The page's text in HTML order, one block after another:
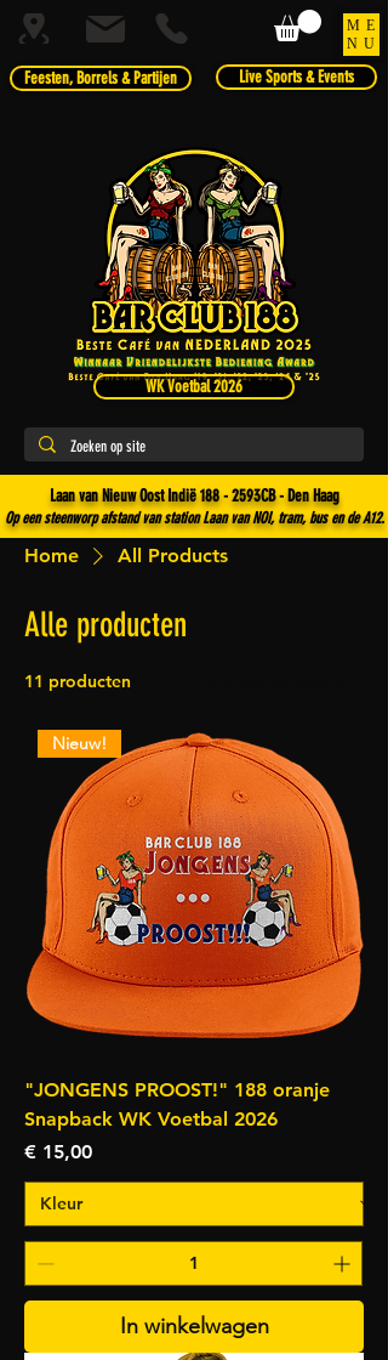
Feesten, Borrels & Partijen
ME
NU
Live Sports & Events
Laan van Nieuw Oost Indië 188 - 2593CB - Den Haag
Op een steenworp afstand van station Laan van NOI, tram, bus en de A12.
WK Voetbal 2026
Home All Products
Alle producten
11 producten
Nieuw!
"JONGENS PROOST!" 188 oranje
Snapback WK Voetbal 2026
Prijs
€ 15,00
In winkelwagen